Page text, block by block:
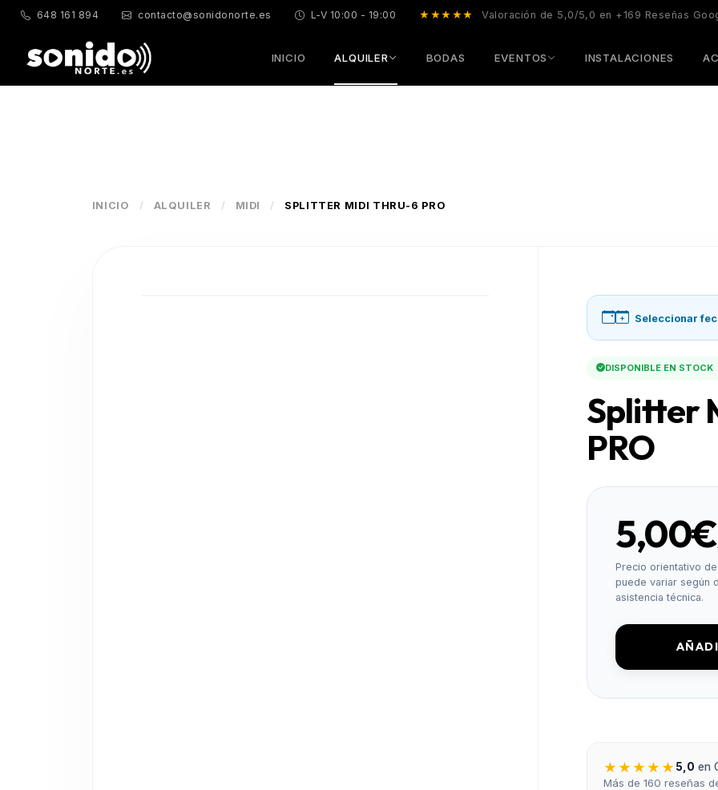
648 161 894 contacto@sonidonorte.es L-V 10:00 - 19:00 ★★★★★ Valoración de 5,0/5,0 en +169 Reseñas
INICIO ALQUILER BODAS EVENTOS INSTALACIONES
INICIO / ALQUILER / MIDI / SPLITTER MIDI THRU-6 PRO
Seleccionar
DISPONIBLE EN STOCK
Splitter
PRO
5,00€
Precio orientativo
puede variar según
asistencia técnica.
★★★★★ 5,0 en
Más de 160 reseñas